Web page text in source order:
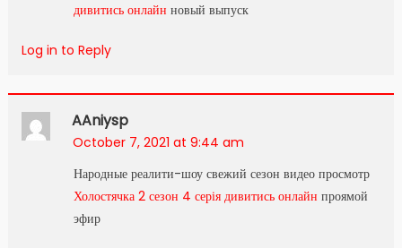
дивитись онлайн новый выпуск
Log in to Reply
AAniysp
October 7, 2021 at 9:44 am
Народные реалити-шоу свежий сезон видео просмотр
Холостячка 2 сезон 4 серія дивитись онлайн проямой
эфир